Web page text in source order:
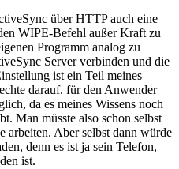
über HTTP auch eine
WIPE-Befehl außer Kraft zu
Programm analog zu
Server verbinden und die
ist ein Teil meines
darauf. für den Anwender
da es meines Wissens noch
Man müsste also schon selbst
Aber selbst dann würde
denn es ist ja sein Telefon,
ist.